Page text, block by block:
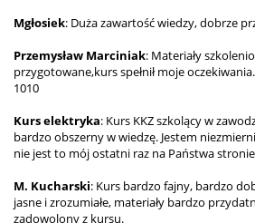
Mgłosiek: Duża zawartość wiedzy, dobrze
Przemysław Marciniak: Materiały
przygotowane,kurs spełnił moje
1010
Kurs elektryka: Kurs KKZ szkolący w
bardzo obszerny w wiedzę. Jestem
nie jest to mój ostatni raz na Państwa stronie
M. Kucharski: Kurs bardzo fajny, bardzo
jasne i zrozumiałe, materiały bardzo
zadowolony z kursu.